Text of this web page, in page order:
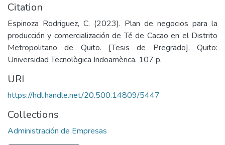
Citation
Espinoza Rodriguez, C. (2023). Plan de negocios para la
producción y comercialización de Té de Cacao en el Distrito
Metropolitano de Quito. [Tesis de Pregrado]. Quito:
Universidad Tecnològica Indoamèrica. 107 p.
URI
https://hdl.handle.net/20.500.14809/5447
Collections
Administración de Empresas